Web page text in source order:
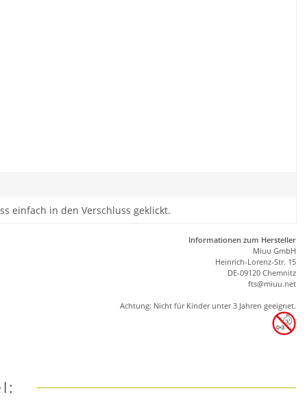
einfach in den Verschluss geklickt.
Informationen zum Hersteller
Miuu GmbH
Heinrich-Lorenz-Str. 15
DE-09120 Chemnitz
fts@miuu.net
Achtung: Nicht für Kinder unter 3 Jahren geeignet.